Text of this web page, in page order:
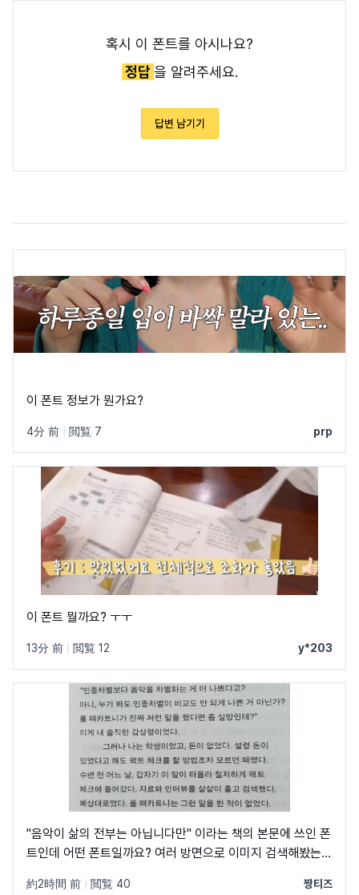
혹시 이 폰트를 아시나요?
정답을 알려주세요.
답변 남기기
이 폰트 정보가 뭔가요?
4分 前 閲覧 7 prp
이 폰트 뭘까요? ㅜㅜ
13分 前 閲覧 12 y*203
"음악이 삶의 전부는 아닙니다만" 이라는 책의 본문에 쓰인 폰
트인데 어떤 폰트일까요? 여러 방면으로 이미지 검색해봤는데
約2時間 前 閲覧 40 짱티즈